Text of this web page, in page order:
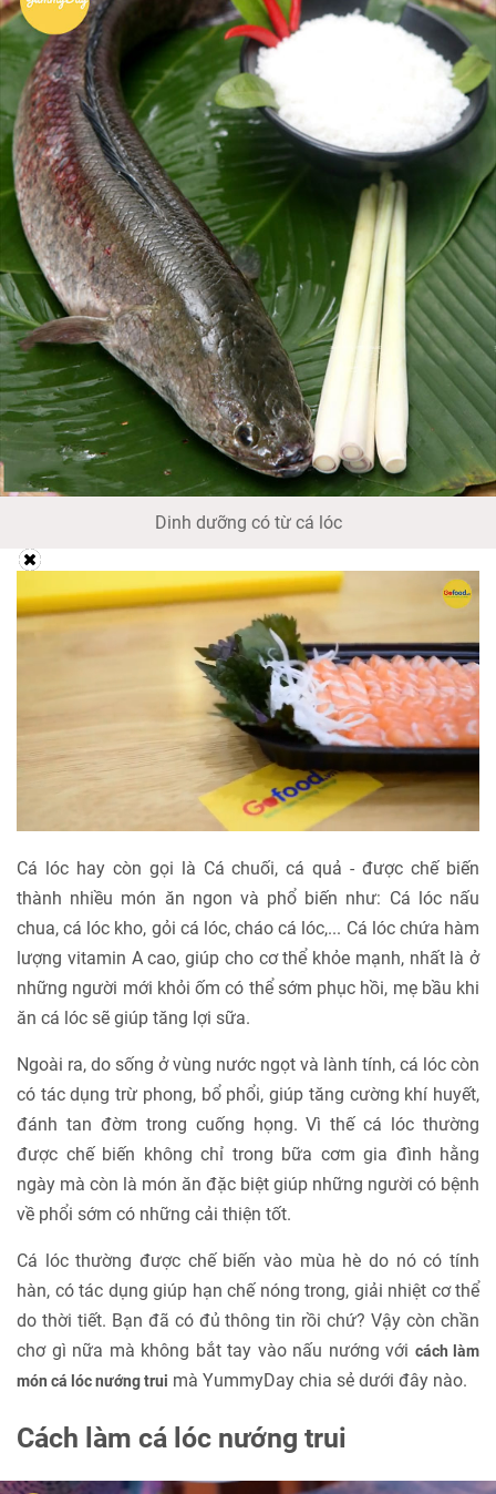
Dinh dưỡng có từ cá lóc
Cá lóc hay còn gọi là Cá chuối, cá quả - được chế biến
thành nhiều món ăn ngon và phổ biến như: Cá lóc nấu
chua, cá lóc kho, gỏi cá lóc, cháo cá lóc,... Cá lóc chứa hàm
lượng vitamin A cao, giúp cho cơ thể khỏe mạnh, nhất là ở
những người mới khỏi ốm có thể sớm phục hồi, mẹ bầu khi
ăn cá lóc sẽ giúp tăng lợi sữa.
Ngoài ra, do sống ở vùng nước ngọt và lành tính, cá lóc còn
có tác dụng trừ phong, bổ phổi, giúp tăng cường khí huyết,
đánh tan đờm trong cuống họng. Vì thế cá lóc thường
được chế biến không chỉ trong bữa cơm gia đình hằng
ngày mà còn là món ăn đặc biệt giúp những người có bệnh
về phổi sớm có những cải thiện tốt.
Cá lóc thường được chế biến vào mùa hè do nó có tính
hàn, có tác dụng giúp hạn chế nóng trong, giải nhiệt cơ thể
do thời tiết. Bạn đã có đủ thông tin rồi chứ? Vậy còn chần
chơ gì nữa mà không bắt tay vào nấu nướng với cách làm
món cá lóc nướng trui mà YummyDay chia sẻ dưới đây nào.
Cách làm cá lóc nướng trui